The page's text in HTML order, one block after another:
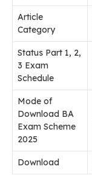
Article
Category
Status Part 1, 2,
3 Exam
Schedule
Mode of
Download BA
Exam Scheme
2025
Download